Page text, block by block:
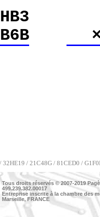
/ 21C48G / 81CED0 /
Tous droits réservés © 2007-2019
499.239.382.00017
Entreprise inscrite à la chambre des
Marseille, FRANCE